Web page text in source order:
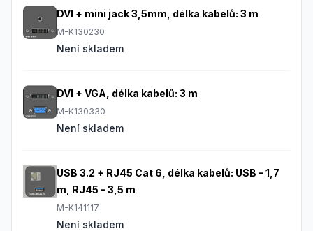
DVI + mini jack 3,5mm, délka kabelů: 3 m
M-K130230
Není skladem
DVI + VGA, délka kabelů: 3 m
M-K130330
Není skladem
USB 3.2 + RJ45 Cat 6, délka kabelů: USB - 1,7
m, RJ45 - 3,5 m
M-K141117
Není skladem